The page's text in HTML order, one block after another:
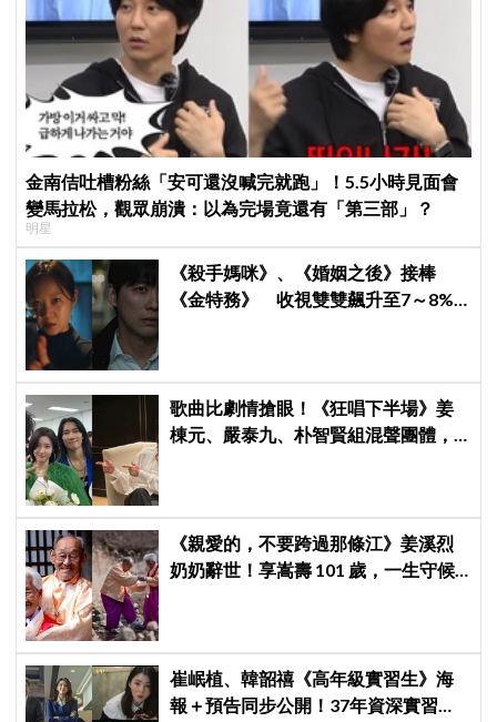
金南佶吐槽粉絲「安可還沒喊完就跑」！5.5小時見面會
變馬拉松，觀眾崩潰：以為完場竟還有「第三部」？
明星
《殺手媽咪》、《婚姻之後》接棒
《金特務》 收視雙雙飆升至7～8%
歌曲比劇情搶眼！《狂唱下半場》姜
棟元、嚴泰九、朴智賢組混聲團體，
《親愛的，不要跨過那條江》姜溪烈
奶奶辭世！享嵩壽 101 歲，一生守候
崔岷植、韓韶禧《高年級實習生》海
報＋預告同步公開！37年資深實習生